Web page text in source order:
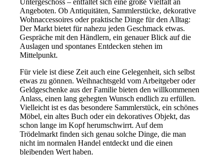
Untergeschoss – entfaltet sich eine große Vielfalt an
Angeboten. Ob Antiquitäten, Sammlerstücke, dekorative
Wohnaccessoires oder praktische Dinge für den Alltag:
Der Markt bietet für nahezu jeden Geschmack etwas.
Gespräche mit den Händlern, ein genauer Blick auf die
Auslagen und spontanes Entdecken stehen im
Mittelpunkt.
Für viele ist diese Zeit auch eine Gelegenheit, sich selbst
etwas zu gönnen. Weihnachtsgeld vom Arbeitgeber oder
Geldgeschenke aus der Familie bieten den willkommenen
Anlass, einen lang gehegten Wunsch endlich zu erfüllen.
Vielleicht ist es das besondere Sammlerstück, ein schönes
Möbel, ein altes Buch oder ein dekoratives Objekt, das
schon lange im Kopf herumschwirrt. Auf dem
Trödelmarkt finden sich genau solche Dinge, die man
nicht im normalen Handel entdeckt und die einen
bleibenden Wert haben.